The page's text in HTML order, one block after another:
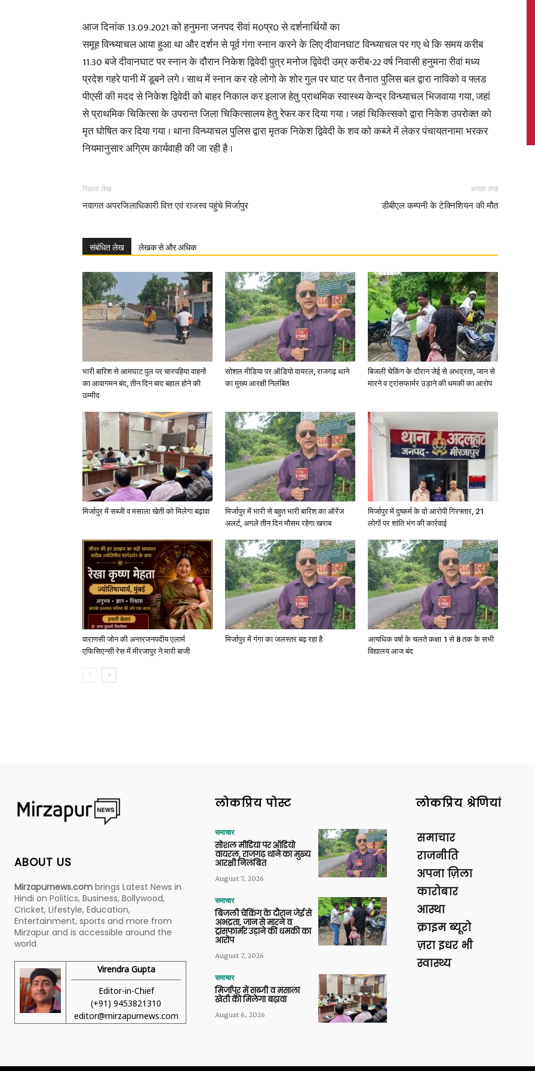
News,
in
Hindi,
Today
News
आज दिनांक 13.09.2021 को हनुमना जनपद रीवां म0प्र0 से दर्शनार्थियों का
समूह विन्ध्याचल आया हुआ था और दर्शन से पूर्व गंगा स्नान करने के लिए दीवानघाट विन्ध्याचल पर गए थे कि समय करीब
11.30 बजे दीवानघाट पर स्नान के दौरान निकेश द्विवेदी पुत्र मनोज द्विवेदी उम्र करीब-22 वर्ष निवासी हनुमना रीवां मध्य
प्रदेश गहरे पानी में डूबने लगे । साथ में स्नान कर रहे लोगो के शोर गुल पर घाट पर तैनात पुलिस बल द्वारा नाविको व फ्लड
पीएसी की मदद से निकेश द्विवेदी को बाहर निकाल कर इलाज हेतु प्राथमिक स्वास्थ्य केन्द्र विन्ध्याचल भिजवाया गया, जहां
से प्राथमिक चिकित्सा के उपरान्त जिला चिकित्सालय हेतु रेफर कर दिया गया । जहां चिकित्सको द्वारा निकेश उपरोक्त को
मृत घोषित कर दिया गया । थाना विन्ध्याचल पुलिस द्वारा मृतक निकेश द्विवेदी के शव को कब्जे में लेकर पंचायतनामा भरकर
नियमानुसार अग्रिम कार्यवाही की जा रही है ।
पिछला लेख
नवागत अपरजिलाधिकारी वित्त एवं राजस्व पहुंचे मिर्जापुर
अगला लेख
डीबीएल कम्पनी के टेक्निशियन की मौत
संबंधित लेख लेखक से और अधिक
भारी बारिश से आमघाट पुल पर चारपहिया वाहनों
का आवागमन बंद, तीन दिन बाद बहाल होने की
उम्मीद
सोशल मीडिया पर ऑडियो वायरल, राजगढ़ थाने
का मुख्य आरक्षी निलंबित
बिजली चेकिंग के दौरान जेई से अभद्रता, जान से
मारने व ट्रांसफार्मर उड़ाने की धमकी का आरोप
मिर्जापुर में सब्जी व मसाला खेती को मिलेगा बढ़ावा
मिर्जापुर में भारी से बहुत भारी बारिश का ऑरेंज
अलर्ट, अगले तीन दिन मौसम रहेगा खराब
मिर्जापुर में दुष्कर्म के दो आरोपी गिरफ्तार, 21
लोगों पर शांति भंग की कार्रवाई
वाराणसी जोन की अन्तरजनपदीय एलार्म
एफिसिएन्सी रेस में मीरजापुर ने मारी बाजी
मिर्जापुर में गंगा का जलस्तर बढ़ रहा है
अत्यधिक वर्षा के चलते कक्षा 1 से 8 तक के सभी
विद्यालय आज बंद
ABOUT US
Mirzapurnews.com brings Latest News in
Hindi on Politics, Business, Bollywood,
Cricket, Lifestyle, Education,
Entertainment, sports and more from
Mirzapur and is accessible around the
world.
Virendra Gupta
Editor-in-Chief
(+91) 9453821310
editor@mirzapurnews.com
लोकप्रिय पोस्ट
समाचार
सोशल मीडिया पर ऑडियो
वायरल, राजगढ़ थाने का मुख्य
आरक्षी निलंबित
August 7, 2026
समाचार
बिजली चेकिंग के दौरान जेई से
अभद्रता, जान से मारने व
ट्रांसफार्मर उड़ाने की धमकी का
आरोप
August 7, 2026
समाचार
मिर्जापुर में सब्जी व मसाला
खेती को मिलेगा बढ़ावा
August 6, 2026
लोकप्रिय श्रेणियां
समाचार
राजनीति
अपना ज़िला
कारोबार
आस्था
क्राइम ब्यूरो
ज़रा इधर भी
स्वास्थ्य